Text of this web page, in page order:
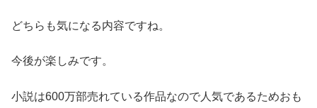
どちらも気になる内容ですね。
今後が楽しみです。
小説は600万部売れている作品なので人気であるためおも